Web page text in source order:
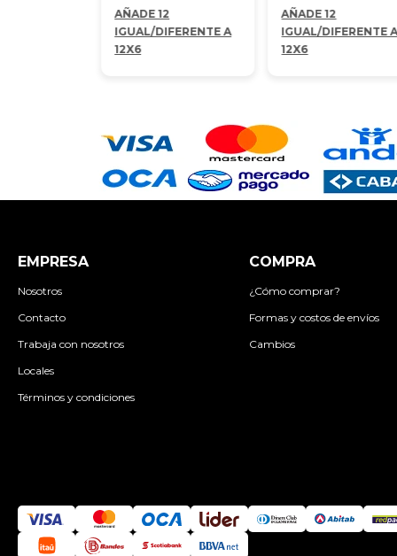
AÑADE 12
IGUAL/DIFERENTE A
12X6
AÑADE 12
IGUAL/DIFERENTE
12X6
EMPRESA
Nosotros
Contacto
Trabaja con nosotros
Locales
Términos y condiciones
COMPRA
¿Cómo comprar?
Formas y costos de envíos
Cambios